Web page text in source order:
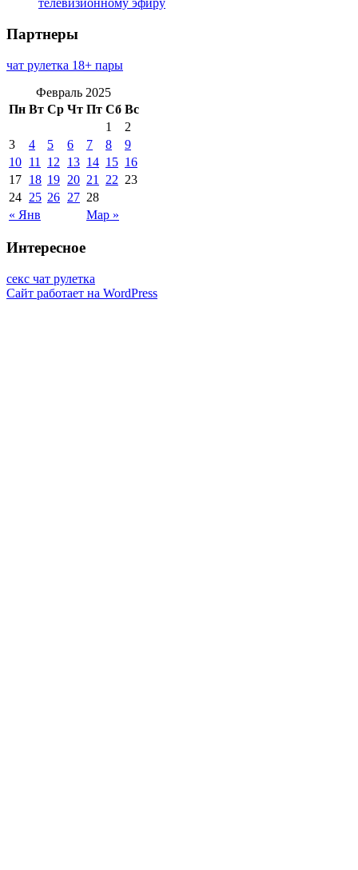
телевизионному эфиру
Партнеры
чат рулетка 18+ пары
Февраль 2025
Пн Вт Ср Чт Пт Сб Вс
« Янв Мар »
1
2
3
4 5 6 7 8
9
10 11 12 13 14 15 16
17 18 19 20 21 22 23
24 25 26 27 28
Интересное
секс чат рулетка
Сайт работает на WordPress